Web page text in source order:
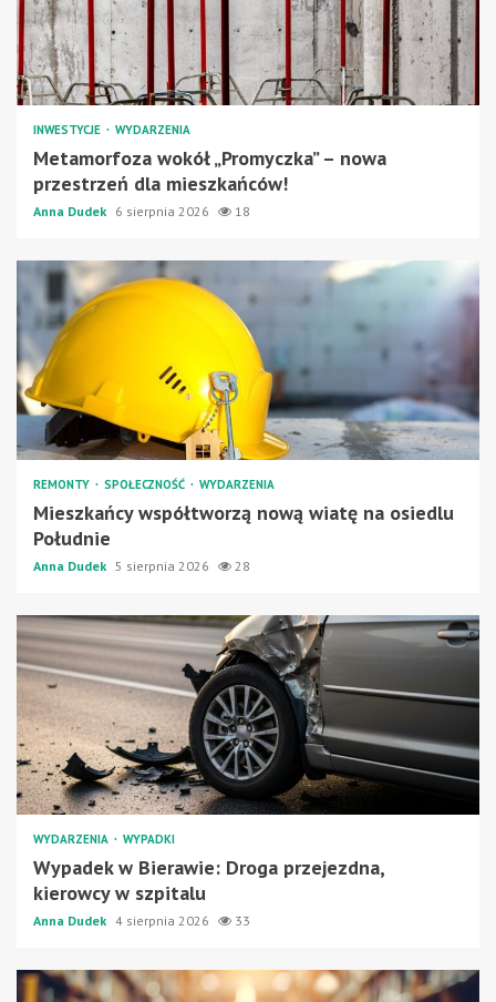
INWESTYCJE WYDARZENIA
Metamorfoza wokół „Promyczka” – nowa
przestrzeń dla mieszkańców!
Anna Dudek 6 sierpnia 2026 18
REMONTY SPOŁECZNOŚĆ WYDARZENIA
Mieszkańcy współtworzą nową wiatę na osiedlu
Południe
Anna Dudek 5 sierpnia 2026 28
WYDARZENIA WYPADKI
Wypadek w Bierawie: Droga przejezdna,
kierowcy w szpitalu
Anna Dudek 4 sierpnia 2026 33